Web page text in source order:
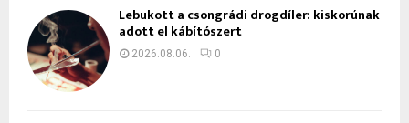
Lebukott a csongrádi drogdíler: kiskorúnak
adott el kábítószert
2026.08.06. 0